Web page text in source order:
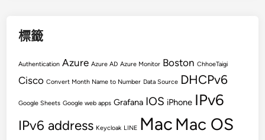
標籤
Authentication Azure Azure AD Azure Monitor Boston ChhoeTaigi
Cisco Convert Month Name to Number Data Source DHCPv6
Google Sheets Google web apps Grafana IOS iPhone IPv6
IPv6 address Keycloak LINE Mac Mac OS